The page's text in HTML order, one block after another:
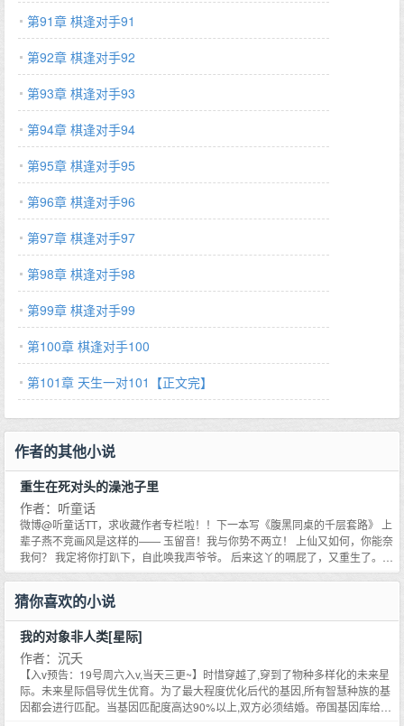
第91章 棋逢对手91
第92章 棋逢对手92
第93章 棋逢对手93
第94章 棋逢对手94
第95章 棋逢对手95
第96章 棋逢对手96
第97章 棋逢对手97
第98章 棋逢对手98
第99章 棋逢对手99
第100章 棋逢对手100
第101章 天生一对101【正文完】
作者的其他小说
重生在死对头的澡池子里
作者：听童话
微博@听童话TT，求收藏作者专栏啦！！下一本写《腹黑同桌的千层套路》 上
辈子燕不竞画风是这样的—— 玉留音！我与你势不两立！ 上仙又如何，你能奈
我何？ 我定将你打趴下，自此唤我声爷爷。 后来这丫的嗝屁了，又重生了。
为了苟延残喘的在九重天活下去，迫不得已成了玉留音的徒儿，还给自己换了
娇？ok。 师父师父，我jiojio疼。 装可爱？没问题。 师父师父，快看，是兔兔
耶。 魔头每天都要被自己渗出一身鸡皮疙瘩，数次险些吐出来。但是，为了活
命！他忍了！等他恢复全部法力，玉留音你就给我等着瞧！ 然而，法力还没恢
复。 当他再次装可怜哭唧唧时，上仙终于说话了。 玉留音冷冷垂眼瞧他，丝毫
不留情。 ——昔日魔尊，如此卖萌？可要些脸？ 燕不竞：？？哈？？ 你他妈
知道老子是谁，还看我演戏！？ * 魔尊很生气，魔尊要出气！ 于是，他决定夜
袭上仙寝房。 然，第三天。 魔尊扶着腰，使出召唤术，虚弱的求救：救，救
猜你喜欢的小说
我的对象非人类[星际]
作者：沉夭
【入v预告：19号周六入v,当天三更~】时惜穿越了,穿到了物种多样化的未来星
际。未来星际倡导优生优育。为了最大程度优化后代的基因,所有智慧种族的基
因都会进行匹配。当基因匹配度高达90%以上,双方必须结婚。帝国基因库给时